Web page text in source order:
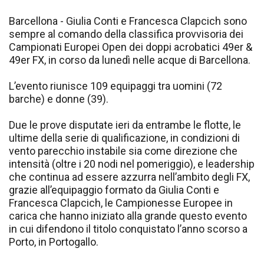
Barcellona - Giulia Conti e Francesca Clapcich sono
sempre al comando della classifica provvisoria dei
Campionati Europei Open dei doppi acrobatici 49er &
49er FX, in corso da lunedì nelle acque di Barcellona.
L’evento riunisce 109 equipaggi tra uomini (72
barche) e donne (39).
Due le prove disputate ieri da entrambe le flotte, le
ultime della serie di qualificazione, in condizioni di
vento parecchio instabile sia come direzione che
intensità (oltre i 20 nodi nel pomeriggio), e leadership
che continua ad essere azzurra nell’ambito degli FX,
grazie all’equipaggio formato da Giulia Conti e
Francesca Clapcich, le Campionesse Europee in
carica che hanno iniziato alla grande questo evento
in cui difendono il titolo conquistato l’anno scorso a
Porto, in Portogallo.